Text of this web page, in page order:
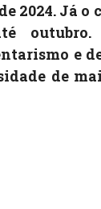
2024. Já o
e
de